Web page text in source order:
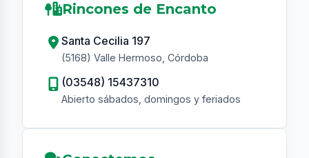
Rincones de Encanto
Santa Cecilia 197
(5168) Valle Hermoso, Córdoba
(03548) 15437310
Abierto sábados, domingos y feriados